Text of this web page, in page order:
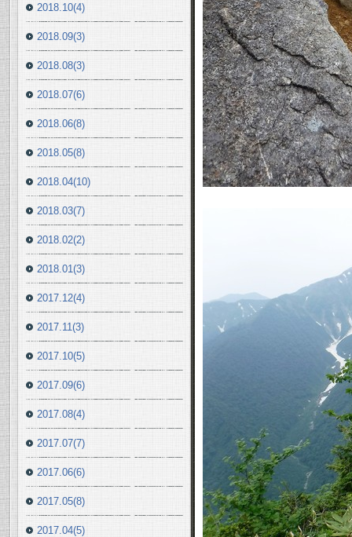
2018.10(4)
2018.09(3)
2018.08(3)
2018.07(6)
2018.06(8)
2018.05(8)
2018.04(10)
2018.03(7)
2018.02(2)
2018.01(3)
2017.12(4)
2017.11(3)
2017.10(5)
2017.09(6)
2017.08(4)
2017.07(7)
2017.06(6)
2017.05(8)
2017.04(5)